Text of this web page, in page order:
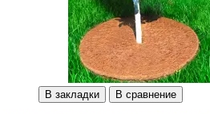
В закладки В сравнение